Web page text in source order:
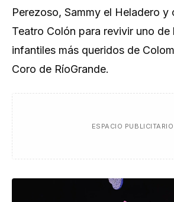
Perezoso, Sammy el Heladero y
Teatro Colón para revivir uno
infantiles más queridos de
Coro de RíoGrande.
ESPACIO PUBLICITARIO